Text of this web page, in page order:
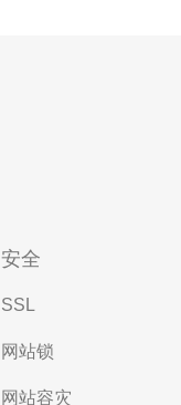
安全
SSL
网站锁
网站容灾